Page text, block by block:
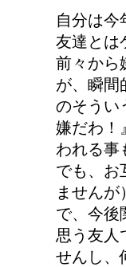
自分は今
友達とは
前々から
が、瞬間
のそうい
嫌だわ！
われる事
でも、お
ませんが
で、今後
思う友人
せんし、